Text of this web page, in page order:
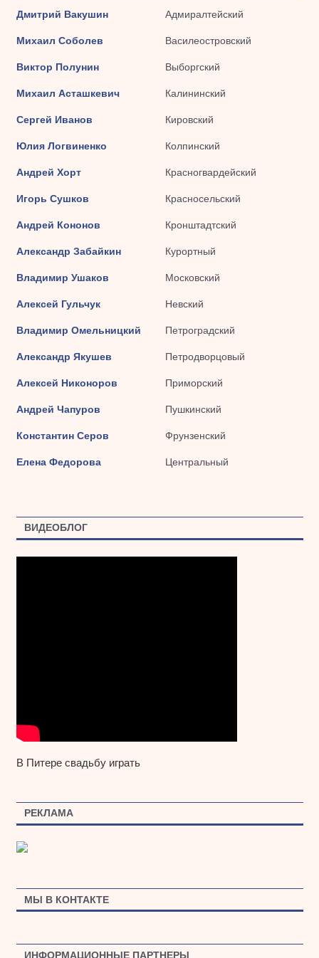
Дмитрий Вакушин Адмиралтейский
Михаил Соболев Василеостровский
Виктор Полунин Выборгский
Михаил Асташкевич Калининский
Сергей Иванов Кировский
Юлия Логвиненко Колпинский
Андрей Хорт Красногвардейский
Игорь Сушков Красносельский
Андрей Кононов Кронштадтский
Александр Забайкин Курортный
Владимир Ушаков Московский
Алексей Гульчук Невский
Владимир Омельницкий Петроградский
Александр Якушев Петродворцовый
Алексей Никоноров Приморский
Андрей Чапуров Пушкинский
Константин Серов Фрунзенский
Елена Федорова Центральный
ВИДЕОБЛОГ
В Питере свадьбу играть
РЕКЛАМА
МЫ В КОНТАКТЕ
ИНФОРМАЦИОННЫЕ ПАРТНЕРЫ